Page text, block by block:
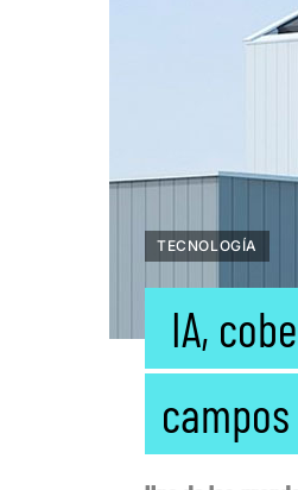
TECNOLOGÍA
IA,